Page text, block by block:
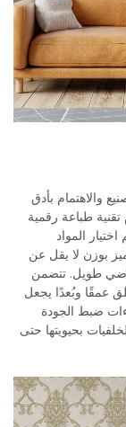
والاهتمام بأدق
طباعة رقمية
المواد
بوزن لا يقل عن
طويل. تتضمن
عمقًا وبُعدًا يجعل
ضبط الجودة
بحيويتها حتى